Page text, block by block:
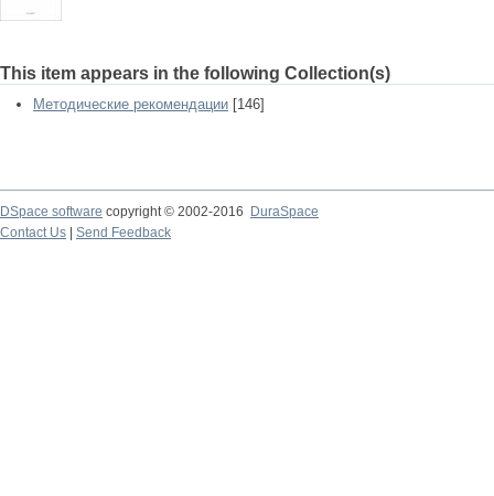
This item appears in the following Collection(s)
Методические рекомендации [146]
DSpace software copyright © 2002-2016
DuraSpace
Contact Us
Send Feedback